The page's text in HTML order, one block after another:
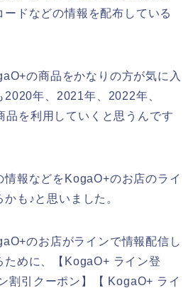
ードなどの情報を配布している
の商品をかなりの方が気に入
2020年、2021年、2022年、
品を利用していくと思うんです
情報などをKogaO+のお店のライ
も♪と思いました。
のお店がラインで情報配信し
ために、【KogaO+ ライン登
割引クーポン】【 KogaO+ ライ